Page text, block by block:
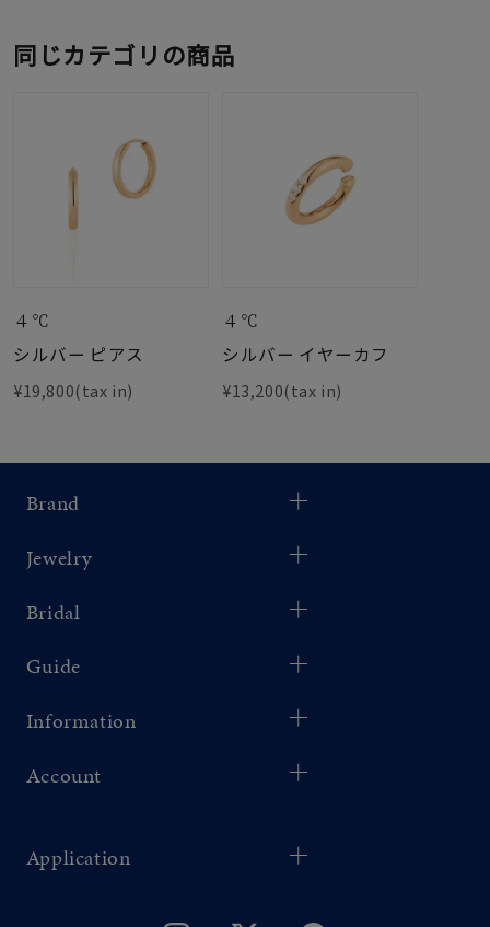
同じカテゴリの商品
４℃
シルバー ピアス
¥19,800(tax in)
４℃
シルバー イヤーカフ
¥13,200(tax in)
Brand
Jewelry
Bridal
Guide
Information
Account
Application